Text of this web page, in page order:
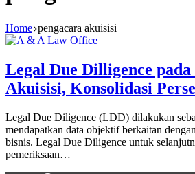
Home pengacara akuisisi
Legal Due Dilligence
Akuisisi, Konsolidasi
Legal Due Diligence (LDD) dilakukan
mendapatkan data objektif berkaitan
bisnis. Legal Due Diligence untuk
pemeriksaan…